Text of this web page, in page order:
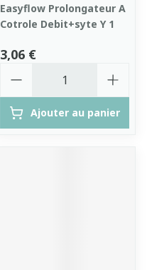
Easyflow Prolongateur A
Cotrole Debit+syte Y 1
3,06 €
Ajouter au panier